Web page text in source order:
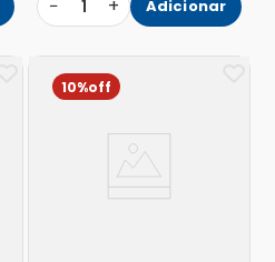
− 1 + Adicionar
10%